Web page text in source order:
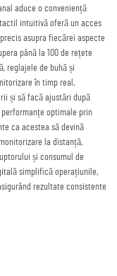
aduce o conveniență
intuitivă oferă un acces
asupra fiecărei aspecte
până la 100 de rețete
reglajele de buhă și
în timp real,
și să facă ajustări după
optimale prin
ca acestea să devină
la distanță,
și consumul de
simplifică operațiunile,
rezultate consistente